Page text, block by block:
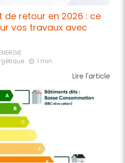
de retour en 2026 : ce
vos travaux avec
1 min.
Lire l'article